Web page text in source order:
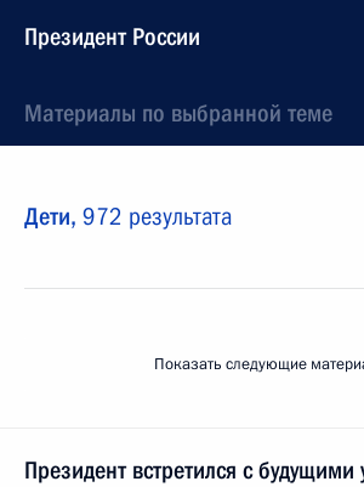
Президент России
Материалы по выбранной теме
Дети, 972 результата
Показать следующие
Президент встретился с